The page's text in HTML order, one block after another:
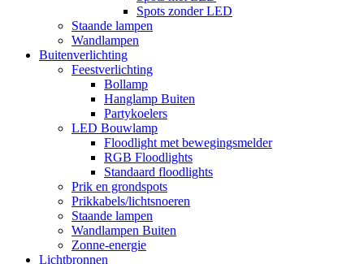
Spots zonder LED
Staande lampen
Wandlampen
Buitenverlichting
Feestverlichting
Bollamp
Hanglamp Buiten
Partykoelers
LED Bouwlamp
Floodlight met bewegingsmelder
RGB Floodlights
Standaard floodlights
Prik en grondspots
Prikkabels/lichtsnoeren
Staande lampen
Wandlampen Buiten
Zonne-energie
Lichtbronnen